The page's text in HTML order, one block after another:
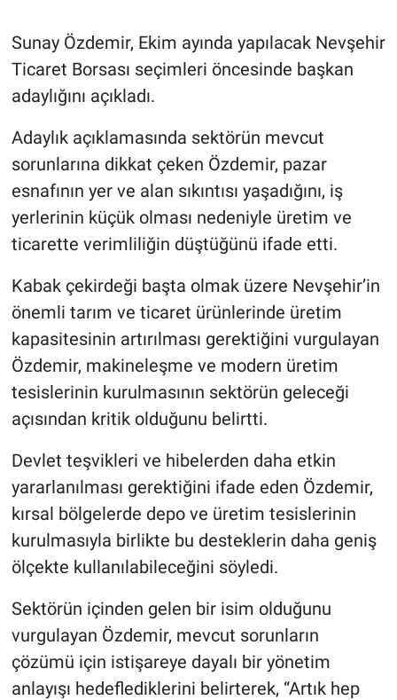
Sunay Özdemir, Ekim ayında yapılacak Nevşehir
Ticaret Borsası seçimleri öncesinde başkan
adaylığını açıkladı.
Adaylık açıklamasında sektörün mevcut
sorunlarına dikkat çeken Özdemir, pazar
esnafının yer ve alan sıkıntısı yaşadığını, iş
yerlerinin küçük olması nedeniyle üretim ve
ticarette verimliliğin düştüğünü ifade etti.
Kabak çekirdeği başta olmak üzere Nevşehir’in
önemli tarım ve ticaret ürünlerinde üretim
kapasitesinin artırılması gerektiğini vurgulayan
Özdemir, makineleşme ve modern üretim
tesislerinin kurulmasının sektörün geleceği
açısından kritik olduğunu belirtti.
Devlet teşvikleri ve hibelerden daha etkin
yararlanılması gerektiğini ifade eden Özdemir,
kırsal bölgelerde depo ve üretim tesislerinin
kurulmasıyla birlikte bu desteklerin daha geniş
ölçekte kullanılabileceğini söyledi.
Sektörün içinden gelen bir isim olduğunu
vurgulayan Özdemir, mevcut sorunların
çözümü için istişareye dayalı bir yönetim
anlayışı hedeflediklerini belirterek, “Artık hep
Kayseri
Niğde
Aksaray
Kırşehir
Yerel
Genel
Asayiş
Kültür - Sanat
Politika
Magazin
Çevre
Haberde İnsan